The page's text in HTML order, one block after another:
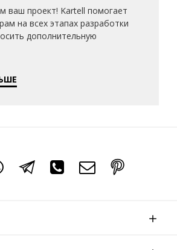
ваш проект! Kartell помогает
на всех этапах разработки
дополнительную